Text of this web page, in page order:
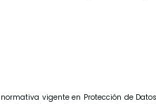
vigente en Protección de